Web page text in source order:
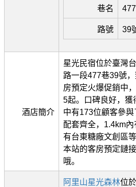
巷名
路號 39
酒店簡介
星光民宿位於臺灣
路一段477巷39號
房預定火爆促銷中
5起。口碑良好，獲
中有173位顧客參與
配套齊全，1.4km
有台東糖廠文創區
本站的客房預定鏈
哦。
阿里山星光森林位